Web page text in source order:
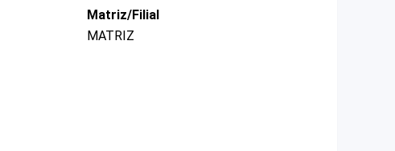
Matriz/Filial
MATRIZ